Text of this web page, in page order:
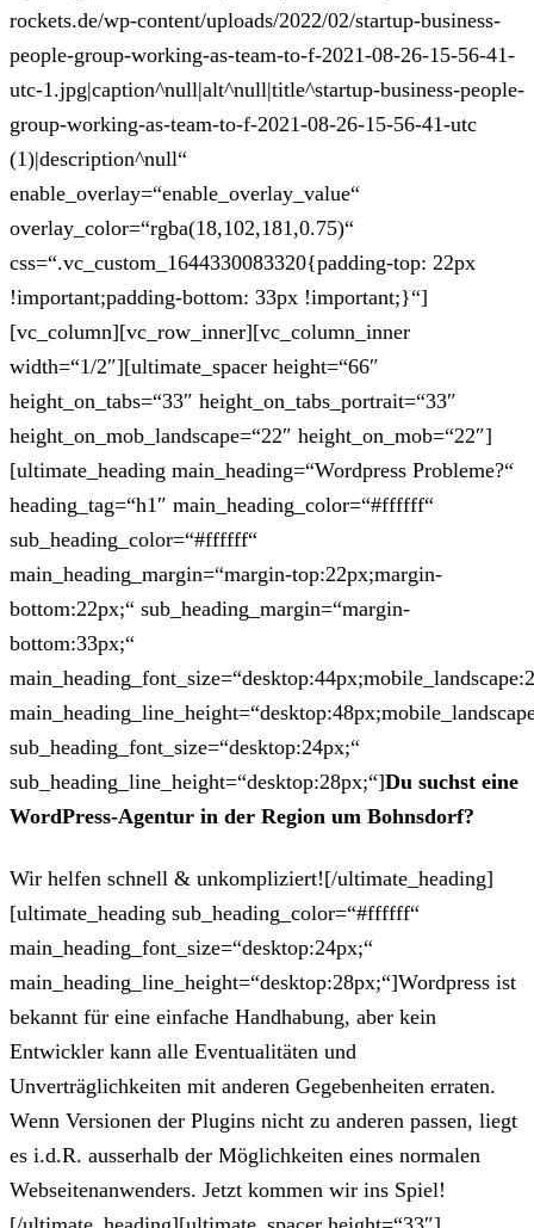
rockets.de/wp-content/uploads/2022/02/startup-business-
people-group-working-as-team-to-f-2021-08-26-15-56-41-
utc-1.jpg|caption^null|alt^null|title^startup-business-people-
group-working-as-team-to-f-2021-08-26-15-56-41-utc
(1)|description^null“
enable_overlay=“enable_overlay_value“
overlay_color=“rgba(18,102,181,0.75)“
css=“.vc_custom_1644330083320{padding-top: 22px
!important;padding-bottom: 33px !important;}“]
[vc_column][vc_row_inner][vc_column_inner
width=“1/2″][ultimate_spacer height=“66″
height_on_tabs=“33″ height_on_tabs_portrait=“33″
height_on_mob_landscape=“22″ height_on_mob=“22″]
[ultimate_heading main_heading=“Wordpress Probleme?“
heading_tag=“h1″ main_heading_color=“#ffffff“
sub_heading_color=“#ffffff“
main_heading_margin=“margin-top:22px;margin-
bottom:22px;“ sub_heading_margin=“margin-
bottom:33px;“
sub_heading_font_size=“desktop:24px;“
sub_heading_line_height=“desktop:28px;“]Du suchst eine
WordPress-Agentur in der Region um Bohnsdorf?
Wir helfen schnell & unkompliziert![/ultimate_heading]
[ultimate_heading sub_heading_color=“#ffffff“
main_heading_font_size=“desktop:24px;“
main_heading_line_height=“desktop:28px;“]Wordpress ist
bekannt für eine einfache Handhabung, aber kein
Entwickler kann alle Eventualitäten und
Unverträglichkeiten mit anderen Gegebenheiten erraten.
Wenn Versionen der Plugins nicht zu anderen passen, liegt
es i.d.R. ausserhalb der Möglichkeiten eines normalen
Webseitenanwenders. Jetzt kommen wir ins Spiel!